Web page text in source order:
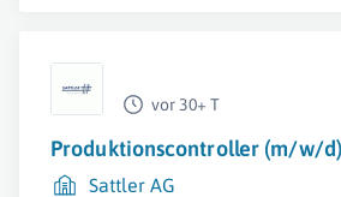
vor 30+ T
Produktionscontroller (m/w/d)
Sattler AG